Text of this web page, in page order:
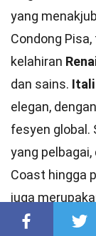
yang
Condong
kelahiran
dan sains. Itali
elegan,
fesyen global.
yang
Coast hingga
juga